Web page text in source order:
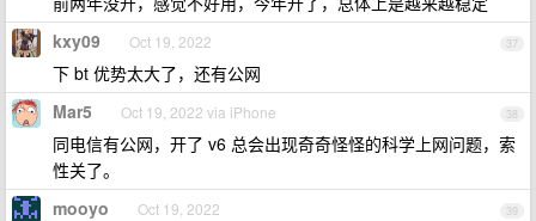
37
kxy09 Oct 19, 2022
下 bt 优势太大了，还有公网
38
Mar5 Oct 19, 2022 via iPhone
同电信有公网，开了 v6 总会出现奇奇怪怪的科学上网问题，索
性关了。
39
mooyo Oct 19, 2022